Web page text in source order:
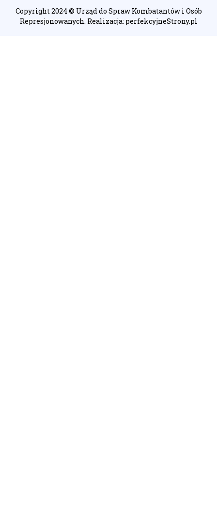
Copyright 2024 © Urząd do Spraw Kombatantów i Osób
Represjonowanych. Realizacja: perfekcyjneStrony.pl